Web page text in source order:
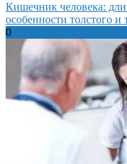
Кишечник человека:
особенности толстого
0